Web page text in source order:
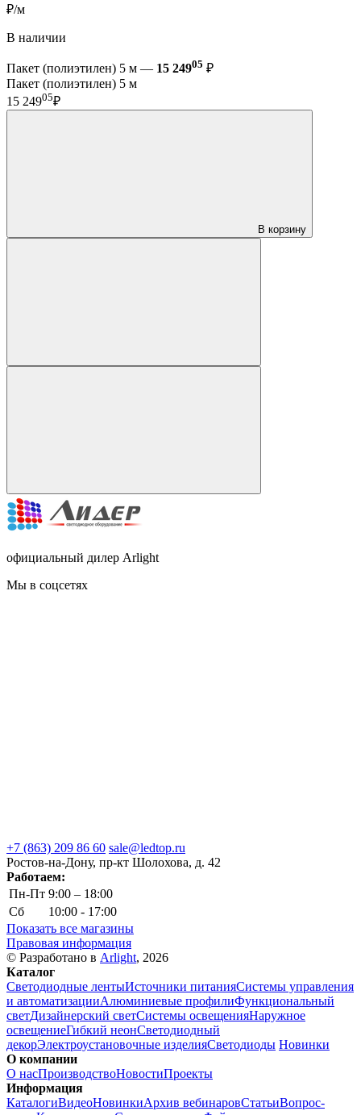
₽/м
В наличии
Пакет (полиэтилен) 5 м — 15 24905 ₽
Пакет (полиэтилен) 5 м
15 24905₽
В корзину
официальный дилер Arlight
Мы в соцсетях
+7 (863) 209 86 60 sale@ledtop.ru
Ростов-на-Дону, пр-кт Шолохова, д. 42
Работаем:
Пн-Пт 9:00 – 18:00
Сб
10:00 - 17:00
Показать все магазины
Правовая информация
© Разработано в Arlight, 2026
Каталог
Светодиодные лентыИсточники питанияСистемы управления
и автоматизацииАлюминиевые профилиФункциональный
светДизайнерский светСистемы освещенияНаружное
освещениеГибкий неонСветодиодный
декорЭлектроустановочные изделияСветодиоды Новинки
О компании
О насПроизводствоНовостиПроекты
Информация
КаталогиВидеоНовинкиАрхив вебинаровСтатьиВопрос-